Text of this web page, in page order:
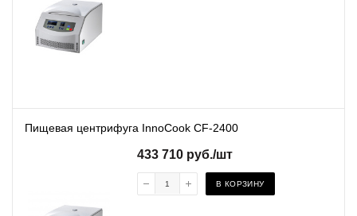
Пищевая центрифуга InnoCook CF-2400
433 710 руб./шт
В КОРЗИНУ